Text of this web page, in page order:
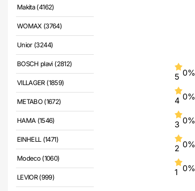
Makita (4162)
WOMAX (3764)
Unior (3244)
BOSCH plavi (2812)
VILLAGER (1859)
METABO (1672)
HAMA (1546)
EINHELL (1471)
Modeco (1060)
LEVIOR (999)
5 0%
4 0%
3 0%
2 0%
1 0%